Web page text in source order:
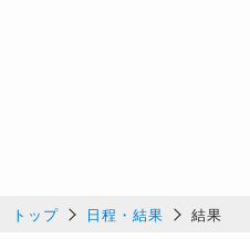
トップ 日程・結果 結果